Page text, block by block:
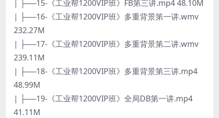
| ├──15-《工业帮1200VIP班》FB第三讲.mp4 48.10M
| ├──16-《工业帮1200VIP班》多重背景第一讲.wmv
232.27M
| ├──17-《工业帮1200VIP班》多重背景第二讲.wmv
239.11M
| ├──18-《工业帮1200VIP班》多重背景第三讲.mp4
48.99M
| ├──19-《工业帮1200VIP班》全局DB第一讲.mp4
41.11M